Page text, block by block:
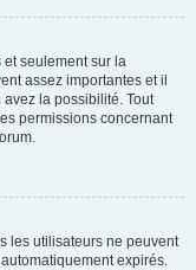
seulement sur la
assez importantes et il
la possibilité. Tout
permissions concernant
les utilisateurs ne peuvent
expirés.